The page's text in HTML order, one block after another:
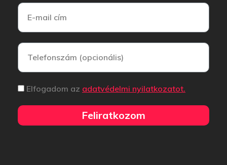
Elfogadom az adatvédelmi nyilatkozatot.
Feliratkozom